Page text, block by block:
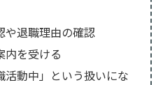
や退職理由の確認
内を受ける
動中」という扱いにな